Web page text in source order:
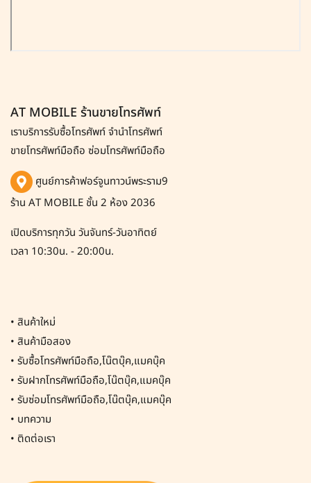
AT MOBILE ร้านขายโทรศัพท์
เราบริการรับซื้อโทรศัพท์จำนำโทรศัพท์
ขายโทรศัพท์มือถือ ซ่อมโทรศัพท์มือถือ
ศูนย์การค้าฟอร์จูนทาวน์พระราม9
ร้าน AT MOBILE ชั้น 2 ห้อง 2036
เปิดบริการทุกวัน วันจันทร์-วันอาทิตย์
เวลา 10:30น. - 20:00น.
• สินค้าใหม่
• สินค้ามือสอง
• รับซื้อโทรศัพท์มือถือ,โน๊ตบุ๊ค,แมคบุ๊ค
• รับฝากโทรศัพท์มือถือ,โน๊ตบุ๊ค,แมคบุ๊ค
• รับซ่อมโทรศัพท์มือถือ,โน๊ตบุ๊ค,แมคบุ๊ค
• บทความ
• ติดต่อเรา